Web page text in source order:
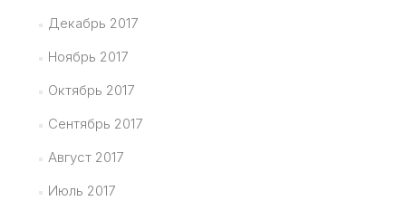
Декабрь 2017
Ноябрь 2017
Октябрь 2017
Сентябрь 2017
Август 2017
Июль 2017